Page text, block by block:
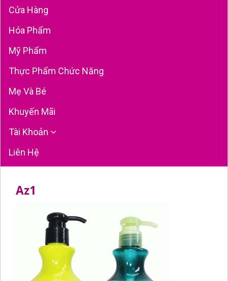
Cửa Hàng
Hóa Phẩm
Mỹ Phẩm
Thực Phẩm Chức Năng
Mẹ Và Bé
Khuyến Mãi
Tài Khoản
Liên Hệ
Az1